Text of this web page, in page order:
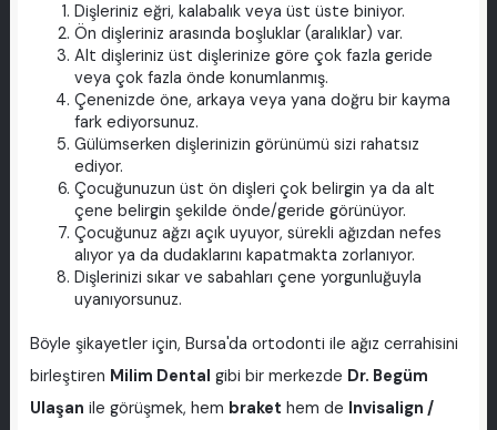
Dişleriniz eğri, kalabalık veya üst üste biniyor.
Ön dişleriniz arasında boşluklar (aralıklar) var.
Alt dişleriniz üst dişlerinize göre çok fazla geride
veya çok fazla önde konumlanmış.
Çenenizde öne, arkaya veya yana doğru bir kayma
fark ediyorsunuz.
Gülümserken dişlerinizin görünümü sizi rahatsız
ediyor.
Çocuğunuzun üst ön dişleri çok belirgin ya da alt
çene belirgin şekilde önde/geride görünüyor.
Çocuğunuz ağzı açık uyuyor, sürekli ağızdan nefes
alıyor ya da dudaklarını kapatmakta zorlanıyor.
Dişlerinizi sıkar ve sabahları çene yorgunluğuyla
uyanıyorsunuz.
Böyle şikayetler için, Bursa'da ortodonti ile ağız cerrahisini
birleştiren Milim Dental gibi bir merkezde Dr. Begüm
Ulaşan ile görüşmek, hem braket hem de Invisalign /